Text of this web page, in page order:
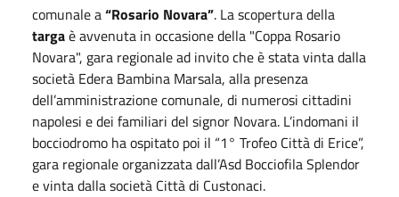
comunale a“Rosario Novara”. La scopertura della
targaè avvenuta in occasione della "Coppa Rosario
Novara", gara regionale ad invito che è stata vinta dalla
società Edera Bambina Marsala, alla presenza
dell’amministrazione comunale, di numerosi cittadini
napolesi e dei familiari del signor Novara. L’indomani il
bocciodromo ha ospitato poi il “1° Trofeo Città di Erice”,
gara regionale organizzata dall’Asd Bocciofila Splendor
e vinta dalla società Città di Custonaci.